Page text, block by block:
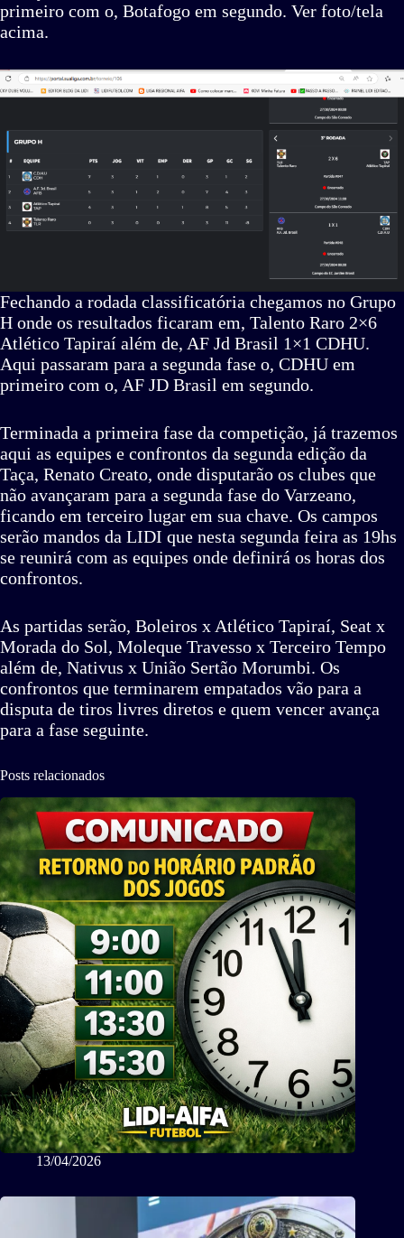
primeiro com o, Botafogo em segundo. Ver foto/tela
acima.
Fechando a rodada classificatória chegamos no Grupo
H onde os resultados ficaram em, Talento Raro 2×6
Atlético Tapiraí além de, AF Jd Brasil 1×1 CDHU.
Aqui passaram para a segunda fase o, CDHU em
primeiro com o, AF JD Brasil em segundo.
Terminada a primeira fase da competição, já trazemos
aqui as equipes e confrontos da segunda edição da
Taça, Renato Creato, onde disputarão os clubes que
não avançaram para a segunda fase do Varzeano,
ficando em terceiro lugar em sua chave. Os campos
serão mandos da LIDI que nesta segunda feira as 19hs
se reunirá com as equipes onde definirá os horas dos
confrontos.
As partidas serão, Boleiros x Atlético Tapiraí, Seat x
Morada do Sol, Moleque Travesso x Terceiro Tempo
além de, Nativus x União Sertão Morumbi. Os
confrontos que terminarem empatados vão para a
disputa de tiros livres diretos e quem vencer avança
para a fase seguinte.
Posts relacionados
13/04/2026